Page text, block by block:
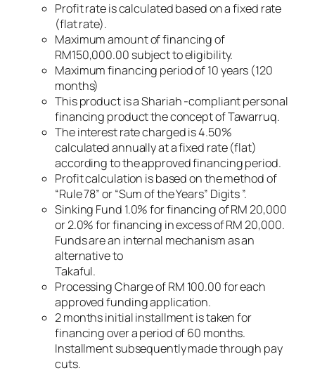
Profit rate is calculated based on a fixed rate
(flat rate).
Maximum amount of financing of
RM150,000.00 subject to eligibility.
Maximum financing period of 10 years (120
months)
This product is a Shariah -compliant personal
financing product the concept of Tawarruq.
The interest rate charged is 4.50%
calculated annually at a fixed rate (flat)
according to the approved financing period.
Profit calculation is based on the method of
“Rule 78” or “Sum of the Years” Digits ”.
Sinking Fund 1.0% for financing of RM 20,000
or 2.0% for financing in excess of RM 20,000.
Funds are an internal mechanism as an
alternative to
Takaful.
Processing Charge of RM 100.00 for each
approved funding application.
2 months initial installment is taken for
financing over a period of 60 months.
Installment subsequently made through pay
cuts.